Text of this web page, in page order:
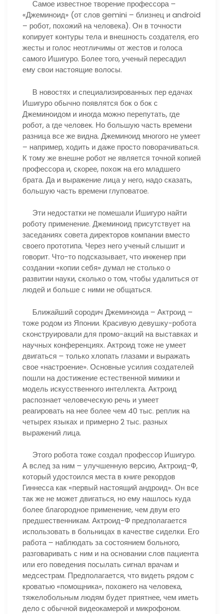
Самое известное творение профессора –
«Джеминоид» (от слов gemini – близнец и android
– робот, похожий на человека). Он в точности
копирует контуры тела и внешность создателя, его
жесты и голос неотличимы от жестов и голоса
самого Ишигуро. Более того, ученый пересадил
ему свои настоящие волосы.
В новостях и специализированных пер едачах
Ишигуро обычно появлятся бок о бок с
Джеминоидом и иногда можно перепутать, где
робот, а где человек. Но большую часть времени
разница все же видна. Джеминоид многого не умеет
– например, ходить и даже просто поворачиваться.
К тому же внешне робот не является точной копией
профессора и, скорее, похож на его младшего
брата. Да и выражение лица у него, надо сказать,
большую часть времени глуповатое.
Эти недостатки не помешали Ишигуро найти
роботу применение. Джеминоид присутствует на
заседаниях совета директоров компании вместо
своего прототипа. Через него ученый слышит и
говорит. Что-то подсказывает, что инженер при
создании «копии себя» думал не столько о
развитии науки, сколько о том, чтобы удалиться от
людей и больше с ними не общаться.
Ближайший сородич Джеминоида – Актроид –
тоже родом из Японии. Красивую девушку-робота
сконструировали для промо-акций на выставках и
научных конференциях. Актроид тоже не умеет
двигаться – только хлопать глазами и выражать
свое «настроение». Основные усилия создателей
пошли на достижение естественной мимики и
модель искусственного интеллекта. Актроид
распознает человеческую речь и умеет
реагировать на нее более чем 40 тыс. реплик на
четырех языках и примерно 2 тыс. разных
выражений лица.
Этого робота тоже создал профессор Ишигуро.
А вслед за ним – улучшенную версию, Актроид-Ф,
который удостоился места в книге рекордов
Гиннесса как «первый настоящий андроид». Он все
так же не может двигаться, но ему нашлось куда
более благородное применение, чем двум его
предшественникам. Актроид-Ф предполагается
использовать в больницах в качестве сиделки. Его
работа – наблюдать за состоянием больного,
разговаривать с ним и на основании слов пациента
или его поведения посылать сигнал врачам и
медсестрам. Предполагается, что видеть рядом с
кроватью «помощника», похожего на человека,
тяжелобольным людям будет приятнее, чем иметь
дело с обычной видеокамерой и микрофоном.